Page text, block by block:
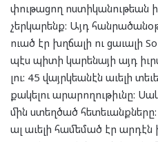
փու­թա­ցող ոս­տի­կա­նու­թեան
չեր­կա­րենք: Այդ
ուած էր խղճա­լի ու ցա­ւա­լի
պէս պի­տի կա­րե­նա­յի այդ
լու: 45 վայրկ­եա­նէն աւե­լի
քա­կե­լու արա­րո­ղու­թիւնը:
մին ստեղ­ծած
ալ աւե­լի հա­մե­մած էր ար­դէն